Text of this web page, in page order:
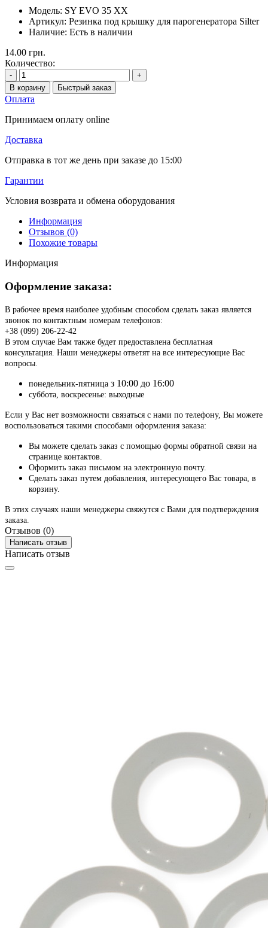
Модель: SY EVO 35 XX
Артикул: Резинка под крышку для парогенератора Silter
Наличие: Есть в наличии
14.00 грн.
Количество:
-
+
В корзину
Быстрый заказ
Оплата
Принимаем оплату online
Доставка
Отправка в тот же день при заказе до 15:00
Гарантии
Условия возврата и обмена оборудования
Информация
Отзывов (0)
Похожие товары
Информация
Оформление заказа:
В рабочее время наиболее удобным способом сделать заказ является
звонок по контактным номерам телефонов:
+38 (099) 206-22-42
В этом случае Вам также будет предоставлена бесплатная
консультация. Наши менеджеры ответят на все интересующие Вас
вопросы.
понедельник-пятница з 10:00 до 16:00
суббота, воскресенье: выходные
Если у Вас нет возможности связаться с нами по телефону, Вы можете
воспользоваться такими способами оформления заказа:
Вы можете сделать заказ с помощью формы обратной связи на
странице контактов.
Оформить заказ письмом на электронную почту.
Сделать заказ путем добавления, интересующего Вас товара, в
корзину.
В этих случаях наши менеджеры свяжутся с Вами для подтверждения
заказа.
Отзывов (0)
Написать отзыв
Написать отзыв